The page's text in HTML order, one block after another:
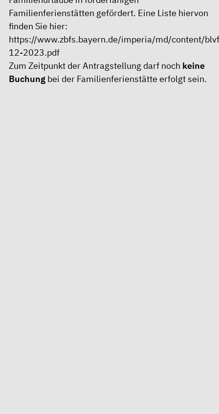
Familienferienstätten gefördert. Eine Liste hiervon
finden Sie hier:
https://www.zbfs.bayern.de/imperia/md/content/
12-2023.pdf
Zum Zeitpunkt der Antragstellung darf noch keine
Buchung bei der Familienferienstätte erfolgt sein.